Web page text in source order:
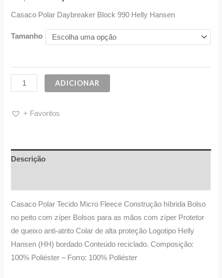
Casaco Polar Daybreaker Block 990 Helly Hansen
Tamanho
ADICIONAR
+ Favoritos
Descrição
Casaco Polar Tecido Micro Fleece Construção híbrida Bolso
no peito com zíper Bolsos para as mãos com zíper Protetor
de queixo anti-atrito Colar de alta proteção Logotipo Helly
Hansen (HH) bordado Conteúdo reciclado. Composição:
100% Poliéster – Forro: 100% Poliéster